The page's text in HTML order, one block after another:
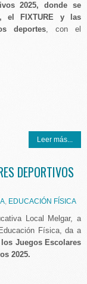
2025, donde se
el FIXTURE y las
deportes, con el
Leer más...
DEPORTIVOS
, EDUCACIÓN FÍSICA
Local Melgar, a
Física, da a
Juegos Escolares
2025.